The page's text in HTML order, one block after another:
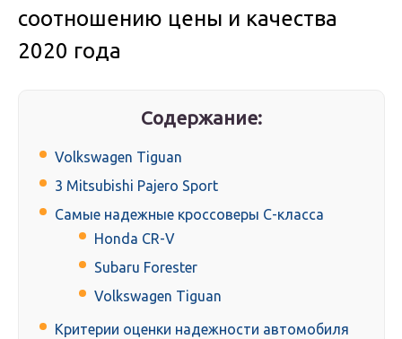
соотношению цены и качества
2020 года
Содержание:
Volkswagen Tiguan
3 Mitsubishi Pajero Sport
Самые надежные кроссоверы C-класса
Honda CR-V
Subaru Forester
Volkswagen Tiguan
Критерии оценки надежности автомобиля